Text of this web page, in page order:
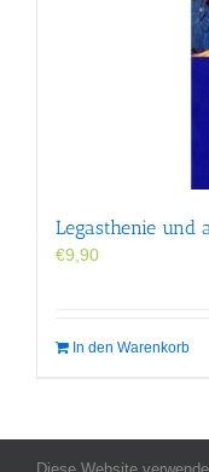
Legasthenie und
€9,90
In den Warenkorb